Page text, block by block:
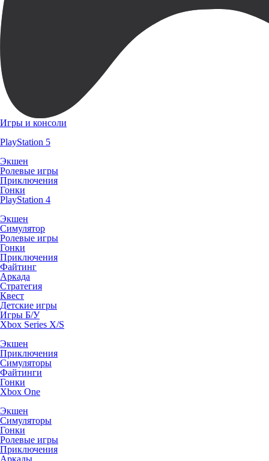
Игры и консоли
PlayStation 5
Экшен
Ролевые игры
Приключения
Гонки
PlayStation 4
Экшен
Симулятор
Ролевые игры
Гонки
Приключения
Файтинг
Аркада
Стратегия
Квест
Детские игры
Игры Б/У
Xbox Series X/S
Экшен
Приключения
Симуляторы
Файтинги
Гонки
Xbox One
Экшен
Симуляторы
Гонки
Ролевые игры
Приключения
Аркады